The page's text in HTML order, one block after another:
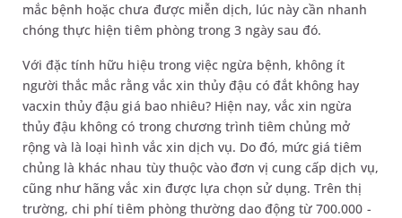
mắc bệnh hoặc chưa được miễn dịch, lúc này cần nhanh
chóng thực hiện tiêm phòng trong 3 ngày sau đó.
Với đặc tính hữu hiệu trong việc ngừa bệnh, không ít
người thắc mắc rằng vắc xin thủy đậu có đắt không hay
vacxin thủy đậu giá bao nhiêu? Hiện nay, vắc xin ngừa
thủy đậu không có trong chương trình tiêm chủng mở
rộng và là loại hình vắc xin dịch vụ. Do đó, mức giá tiêm
chủng là khác nhau tùy thuộc vào đơn vị cung cấp dịch vụ,
cũng như hãng vắc xin được lựa chọn sử dụng. Trên thị
trường, chi phí tiêm phòng thường dao động từ 700.000 -